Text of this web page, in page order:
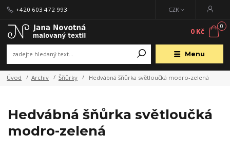
Menu
CZK
+420 603 472 993
0
0 Kč
Úvod Archiv Šňůrky Hedvábná šňůrka světloučká modro-zelená
Hedvábná šňůrka světloučká
modro-zelená